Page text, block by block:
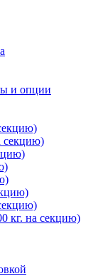
и опции
секцию)
кг. на секцию)